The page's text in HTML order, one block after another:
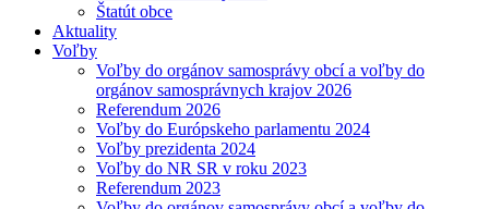
Štatút obce
Aktuality
Voľby
Voľby do orgánov samosprávy obcí a voľby do
orgánov samosprávnych krajov 2026
Referendum 2026
Voľby do Európskeho parlamentu 2024
Voľby prezidenta 2024
Voľby do NR SR v roku 2023
Referendum 2023